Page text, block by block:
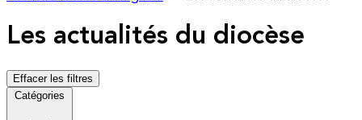
Les actualités du diocèse
Effacer les filtres
Catégories